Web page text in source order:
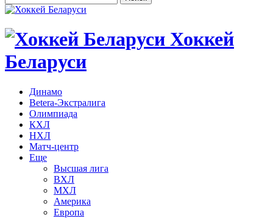
Хоккей
Беларуси
Динамо
Betera-Экстралига
Олимпиада
КХЛ
НХЛ
Матч-центр
Еще
Высшая лига
ВХЛ
МХЛ
Америка
Европа